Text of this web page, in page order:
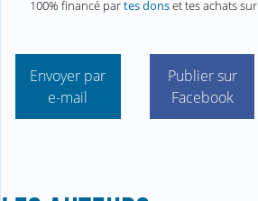
100% financé partes donset tes achats sur
Envoyer par
e-mail
Publier sur
Facebook